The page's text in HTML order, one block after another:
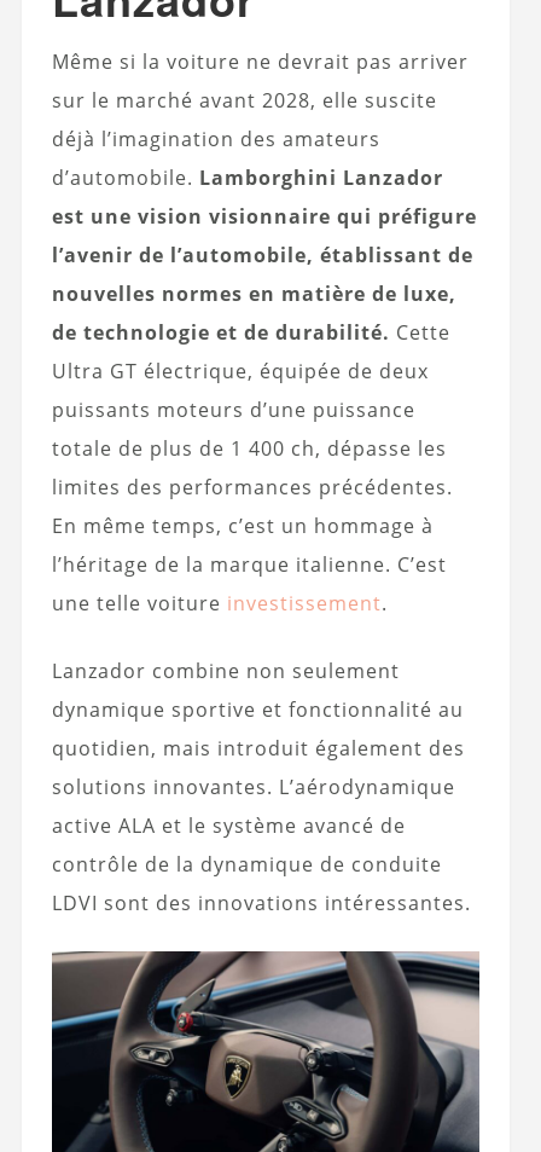
Même si la voiture ne devrait pas arriver
sur le marché avant 2028, elle suscite
déjà l’imagination des amateurs
d’automobile. Lamborghini Lanzador
est une vision visionnaire qui préfigure
l’avenir de l’automobile, établissant de
nouvelles normes en matière de luxe,
de technologie et de durabilité. Cette
Ultra GT électrique, équipée de deux
puissants moteurs d’une puissance
totale de plus de 1 400 ch, dépasse les
limites des performances précédentes.
En même temps, c’est un hommage à
l’héritage de la marque italienne. C’est
une telle voiture investissement.
Lanzador combine non seulement
dynamique sportive et fonctionnalité au
quotidien, mais introduit également des
solutions innovantes. L’aérodynamique
active ALA et le système avancé de
contrôle de la dynamique de conduite
LDVI sont des innovations intéressantes.